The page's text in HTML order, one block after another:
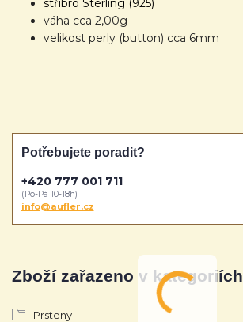
stříbro Sterling (925)
váha cca 2,00g
velikost perly (button) cca 6mm
Zboží zařazeno v kategoriích
Prsteny
Potřebujete poradit?
+420 777 001 711
(Po-Pá 10-18h)
info@aufler.cz